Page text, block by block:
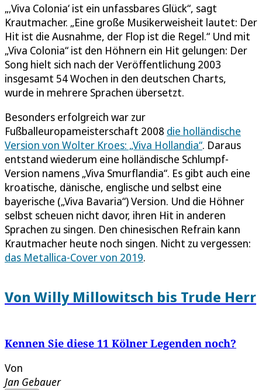
„‚Viva Colonia‘ ist ein unfassbares Glück“, sagt
Krautmacher. „Eine große Musikerweisheit lautet: Der
Hit ist die Ausnahme, der Flop ist die Regel.“ Und mit
„Viva Colonia“ ist den Höhnern ein Hit gelungen: Der
Song hielt sich nach der Veröffentlichung 2003
insgesamt 54 Wochen in den deutschen Charts,
wurde in mehrere Sprachen übersetzt.
Besonders erfolgreich war zur
Fußballeuropameisterschaft 2008 die holländische
Version von Wolter Kroes: „Viva Hollandia“. Daraus
entstand wiederum eine holländische Schlumpf-
Version namens „Viva Smurflandia“. Es gibt auch eine
kroatische, dänische, englische und selbst eine
bayerische („Viva Bavaria“) Version. Und die Höhner
selbst scheuen nicht davor, ihren Hit in anderen
Sprachen zu singen. Den chinesischen Refrain kann
Krautmacher heute noch singen. Nicht zu vergessen:
das Metallica-Cover von 2019.
Von Willy Millowitsch bis Trude Herr
Kennen Sie diese 11 Kölner Legenden noch?
Von
Jan Gebauer